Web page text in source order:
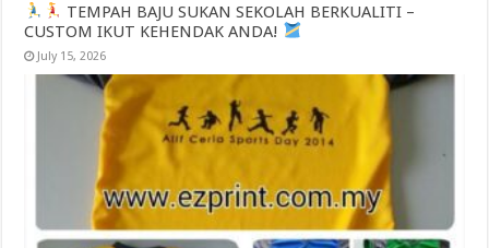
TEMPAH BAJU SUKAN SEKOLAH BERKUALITI –
CUSTOM IKUT KEHENDAK ANDA!
July 15, 2026